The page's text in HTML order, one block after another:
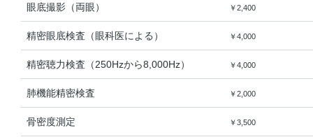
眼底撮影（両眼） ￥2,400
精密眼底検査（眼科医による） ￥4,000
精密聴力検査（250Hzから8,000Hz） ￥4,000
肺機能精密検査 ￥2,000
骨密度測定 ￥3,500